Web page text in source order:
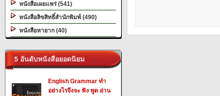
หนังสือเผยแพร่ (541)
หนังสือลิขสิทธิ์สำนักพิมพ์ (490)
หนังสือหายาก (40)
5 อันดับหนังสือยอดนิยม
English Grammar ทำ
อย่างไรจึงจะ ฟัง พูด อ่าน